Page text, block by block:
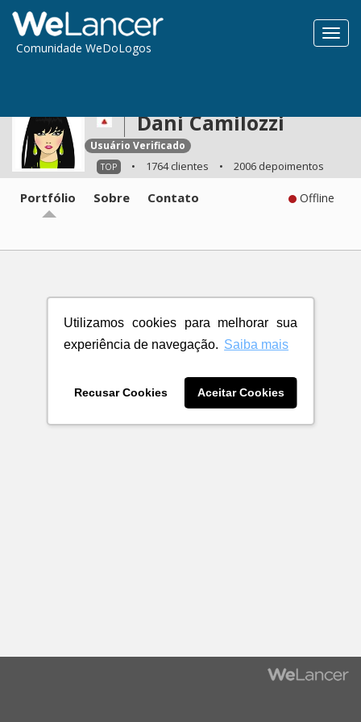
Utilizamos cookies para melhorar sua
experiência de navegação. Saiba mais
Recusar Cookies Aceitar Cookies
Comunidade WeDoLogos
Dani Camilozzi
Usuário Verificado
TOP • 1764 clientes • 2006 depoimentos
Portfólio Sobre Contato Offline